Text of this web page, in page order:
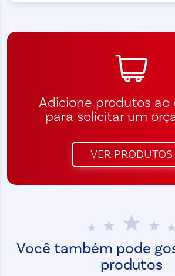
Adicione produtos ao
para solicitar um
VER PRODUTOS
Você também pode
produtos